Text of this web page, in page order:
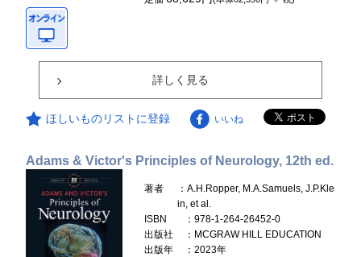
詳しく見る
ほしいものリストに登録 いいね
Adams & Victor's Principles of Neurology, 12th ed.
著者
：A.H.Ropper, M.A.Samuels, J.P.Kle
in, et al.
ISBN
：978-1-264-26452-0
出版社
：MCGRAW HILL EDUCATION
出版年
：2023年